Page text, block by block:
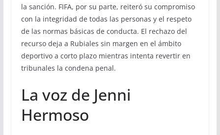
la sanción. FIFA, por su parte, reiteró su compromiso
con la integridad de todas las personas y el respeto
de las normas básicas de conducta. El rechazo del
recurso deja a Rubiales sin margen en el ámbito
deportivo a corto plazo mientras intenta revertir en
tribunales la condena penal.
La voz de Jenni
Hermoso